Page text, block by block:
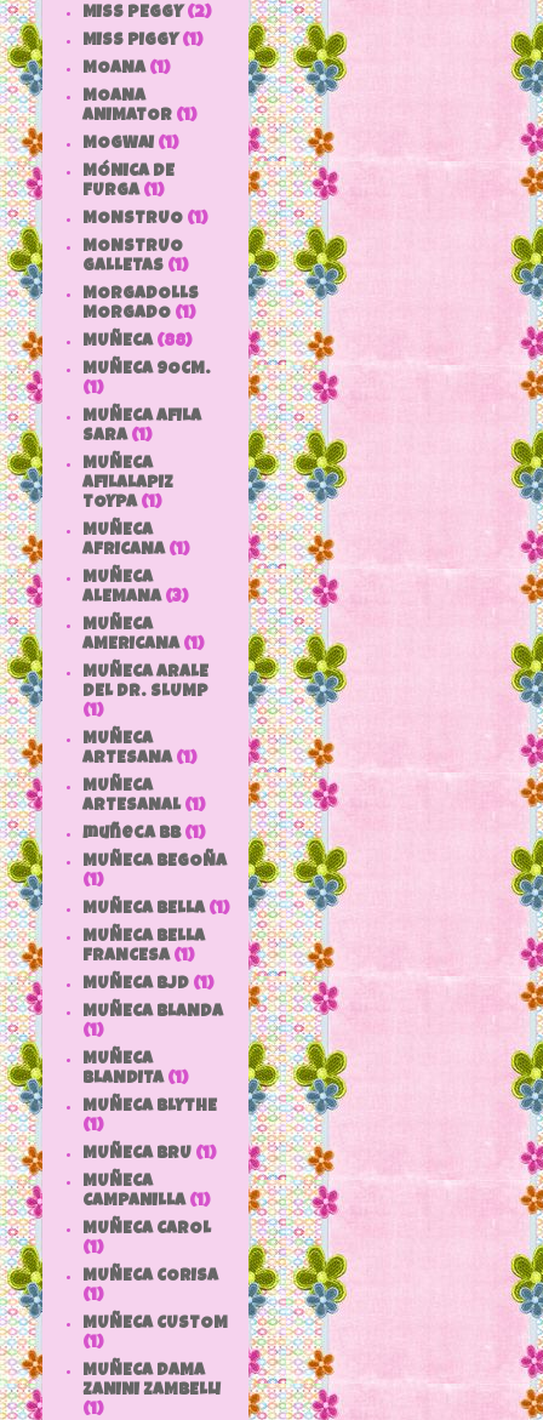
MISS PEGGY (2)
MISS PIGGY (1)
MOANA (1)
MOANA
ANIMATOR (1)
MOGWAI (1)
MÓNICA DE
FURGA (1)
MONSTRUO (1)
MONSTRUO
GALLETAS (1)
MORGADOLLS
MORGADO (1)
MUÑECA (88)
MUÑECA 9OCM.
(1)
MUÑECA AFILA
SARA (1)
MUÑECA
AFILALAPIZ
TOYPA (1)
MUÑECA
AFRICANA (1)
MUÑECA
ALEMANA (3)
MUÑECA
AMERICANA (1)
MUÑECA ARALE
DEL DR. SLUMP
(1)
MUÑECA
ARTESANA (1)
MUÑECA
ARTESANAL (1)
muñeca bb (1)
MUÑECA BEGOÑA
(1)
MUÑECA BELLA (1)
MUÑECA BELLA
FRANCESA (1)
MUÑECA BJD (1)
MUÑECA BLANDA
(1)
MUÑECA
BLANDITA (1)
MUÑECA BLYTHE
(1)
MUÑECA BRU (1)
MUÑECA
CAMPANILLA (1)
MUÑECA CAROL
(1)
MUÑECA CORISA
(1)
MUÑECA CUSTOM
(1)
MUÑECA DAMA
ZANINI ZAMBELLI
(1)